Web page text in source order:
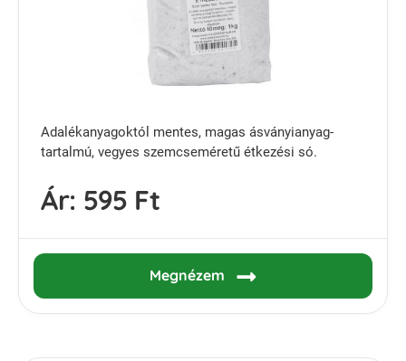
Adalékanyagoktól mentes, magas ásványianyag-
tartalmú, vegyes szemcseméretű étkezési só.
Ár: 595 Ft
Megnézem